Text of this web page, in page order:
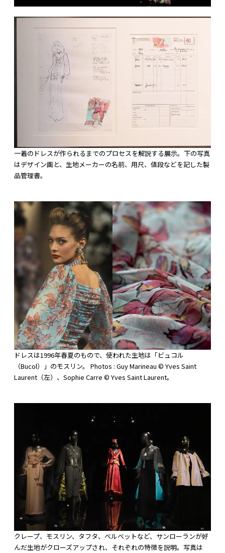
一着のドレスが作られるまでのプロセスを解説する展示。下の写真
はデザイン画と、生地メーカーの名前、用尺、値段などを記した製
品管理書。
ドレスは1996年春夏のもので、使われた生地は「ビュコル
（Bucol）」のモスリン。 Photos : Guy Marineau © Yves Saint
Laurent（左）、Sophie Carre © Yves Saint Laurent。
クレープ、モスリン、タフタ、ベルベットなど、サンローランが好
んだ生地がクローズアップされ、それぞれの特徴を説明。写真は